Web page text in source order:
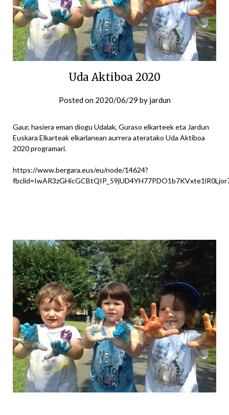
Uda Aktiboa 2020
Posted on 2020/06/29 by jardun
Gaur, hasiera eman diogu Udalak, Guraso elkarteek eta Jardun
Euskara Elkarteak elkarlanean aurrera ateratako Uda Aktiboa
2020 programari.
https://www.bergara.eus/eu/node/14624?